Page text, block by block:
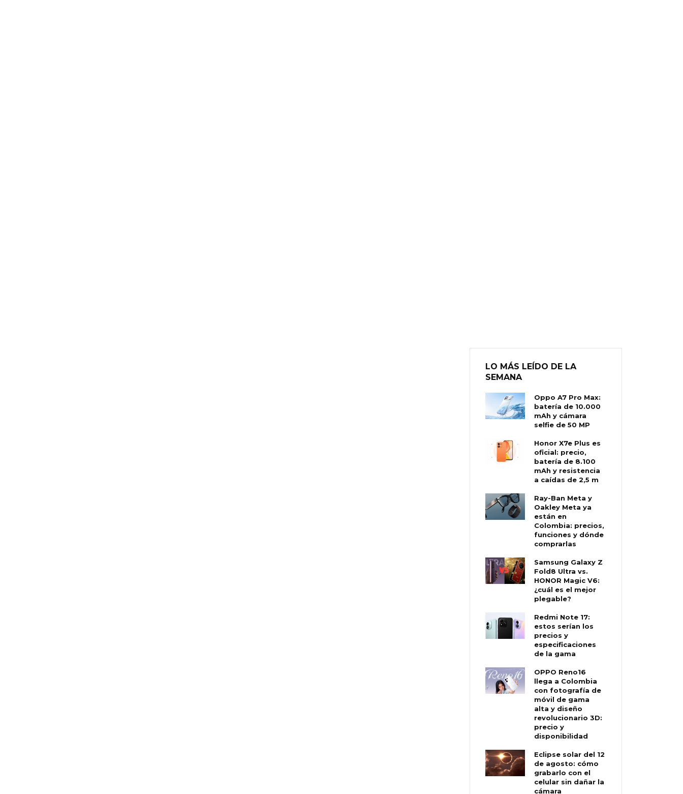
LO MÁS LEÍDO DE LA
SEMANA
Oppo A7 Pro Max:
batería de 10.000
mAh y cámara
selfie de 50 MP
Honor X7e Plus es
oficial: precio,
batería de 8.100
mAh y resistencia
a caídas de 2,5 m
Ray-Ban Meta y
Oakley Meta ya
están en
Colombia: precios,
funciones y dónde
comprarlas
Samsung Galaxy Z
Fold8 Ultra vs.
HONOR Magic V6:
¿cuál es el mejor
plegable?
Redmi Note 17:
estos serían los
precios y
especificaciones
de la gama
OPPO Reno16
llega a Colombia
con fotografía de
móvil de gama
alta y diseño
revolucionario 3D:
precio y
disponibilidad
Eclipse solar del 12
de agosto: cómo
grabarlo con el
celular sin dañar la
cámara